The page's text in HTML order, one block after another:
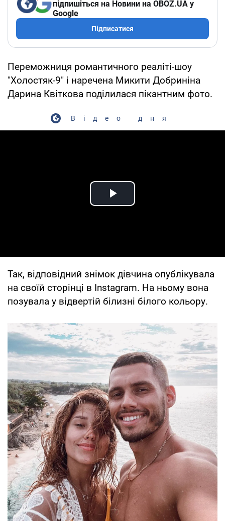
підпишіться на Новини на OBOZ.UA у
Google
Підписатися
Переможниця романтичного реаліті-шоу
"Холостяк-9" і наречена Микити Добриніна
Дарина Квіткова поділилася пікантним фото.
Відео дня
Play Video
Так, відповідний знімок дівчина опублікувала
на своїй сторінці в Instagram. На ньому вона
позувала у відвертій білизні білого кольору.